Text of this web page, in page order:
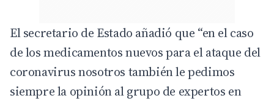
El secretario de Estado añadió que “en el caso
de los medicamentos nuevos para el ataque del
coronavirus nosotros también le pedimos
siempre la opinión al grupo de expertos en